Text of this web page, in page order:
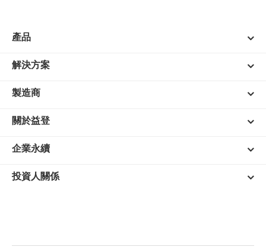
產品
解決方案
製造商
關於益登
企業永續
投資人關係